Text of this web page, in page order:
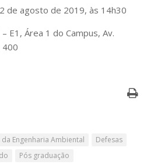
de agosto de 2019, às 14h30
E1, Área 1 do Campus, Av.
400
da Engenharia Ambiental
Defesas
Pós graduação